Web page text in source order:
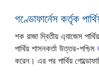
গণ্ডোফার্নেস কর্তৃক
শক রাজা দ্বিতীয় এ্যাজেস
পার্থিয় শাসনকর্তা উত্তর-পশ্চিম
করেন। এর পর পার্থিয়